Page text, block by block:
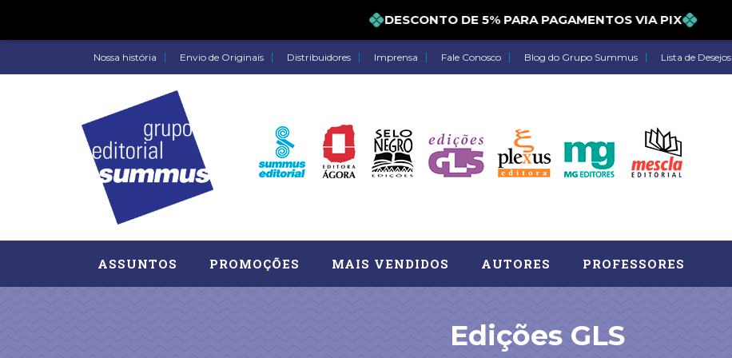
DESCONTO DE 5% PARA PAGAMENTOS VIA PIX
Nossa história Envio de Originais Distribuidores Imprensa Fale Conosco Blog do Grupo Summus Lista de Desejos
ASSUNTOS PROMOÇÕES MAIS VENDIDOS AUTORES PROFESSORES
Edições GLS